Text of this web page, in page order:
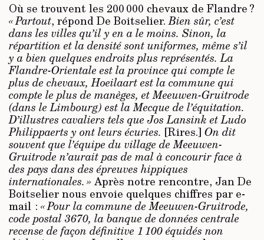
Où se trouvent les 200 000 chevaux de Flandre ?
« Partout, répond De Boitselier.Bien sûr, c’est
dans les villes qu’il y en a le moins. Sinon, la
répartition et la densité sont uniformes, même s’il
y a bien quelques endroits plus représentés. La
Flandre-Orientale est la province qui compte le
plus de chevaux, Hoeilaart est la commune qui
compte le plus de manèges, et Meeuwen-Gruitrode
(dans le Limbourg) est la Mecque de l’équitation.
D’illustres cavaliers tels que Jos Lansink et Ludo
Philippaerts y ont leurs écuries. [Rires.] On dit
souvent que l’équipe du village de Meeuwen-
Gruitrode n’aurait pas de mal à concourir face à
des pays dans des épreuves hippiques
internationales. » Après notre rencontre, Jan De
Boitselier nous envoie quelques chiffres par e-
mail : « Pour la commune de Meeuwen-Gruitrode,
code postal 3670, la banque de données centrale
recense de façon définitive 1 100 équidés non